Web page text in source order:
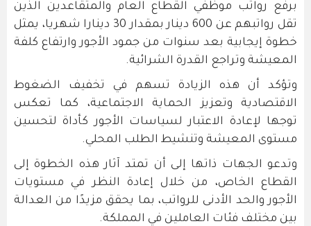
برفع رواتب موظفي القطاع العام والمتقاعدين الذين
تقل رواتبهم عن 600 دينار بمقدار 30 دينارا شهريا، يمثل
خطوة إيجابية بعد سنوات من جمود الأجور وارتفاع كلفة
المعيشة وتراجع القدرة الشرائية.
وتؤكد أن هذه الزيادة تسهم في تخفيف الضغوط
الاقتصادية وتعزيز الحماية الاجتماعية، كما تعكس
توجها لإعادة الاعتبار لسياسات الأجور كأداة لتحسين
مستوى المعيشة وتنشيط الطلب المحلي.
وتدعو الجهات ذاتها إلى أن تمتد آثار هذه الخطوة إلى
القطاع الخاص، من خلال إعادة النظر في مستويات
الأجور والحد الأدنى للرواتب، بما يحقق مزيدًا من العدالة
بين مختلف فئات العاملين في المملكة.